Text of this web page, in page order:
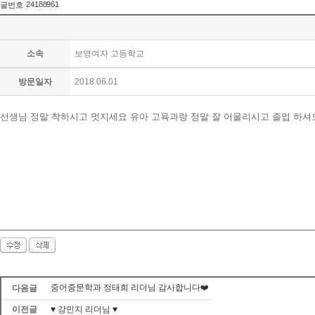
글번호 24188961
소속 보영여자 고등학교
방문일자 2018.06.01
선생님 정말 착하시고 멋지세요 유아 고육과랑 정말 잘 어울리시고 졸업 하
다음글 중어중문학과 정태희 리더님 감사합니다❤️
이전글 ♥ 강민지 리더님 ♥